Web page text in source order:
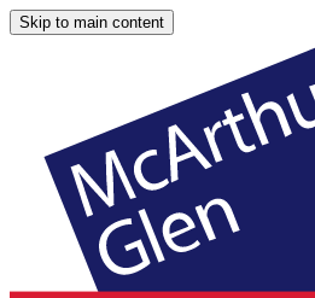
Skip to main content